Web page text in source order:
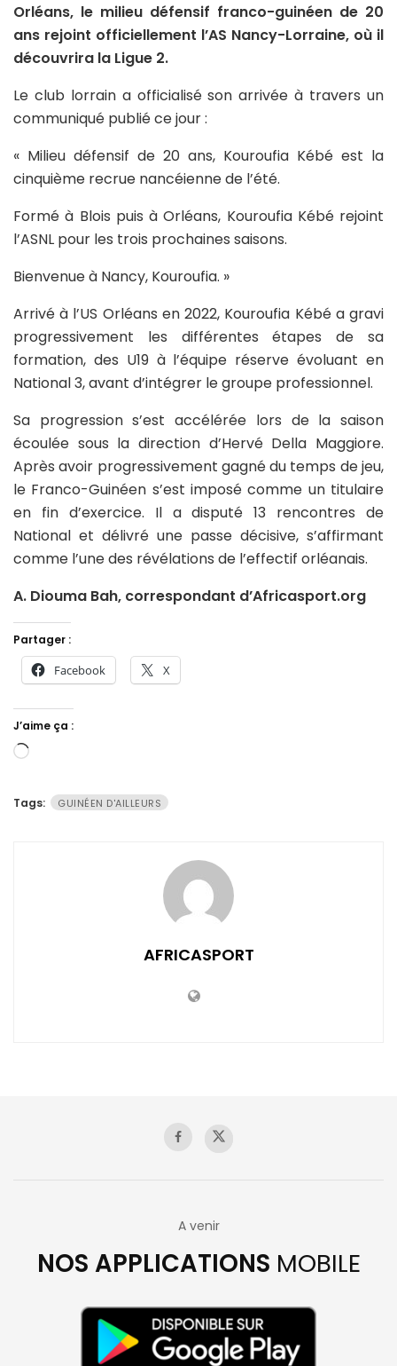
Orléans, le milieu défensif franco-guinéen de 20
ans rejoint officiellement l’AS Nancy-Lorraine, où il
découvrira la Ligue 2.
Le club lorrain a officialisé son arrivée à travers un
communiqué publié ce jour :
« Milieu défensif de 20 ans, Kouroufia Kébé est la
cinquième recrue nancéienne de l’été.
Formé à Blois puis à Orléans, Kouroufia Kébé rejoint
l’ASNL pour les trois prochaines saisons.
Bienvenue à Nancy, Kouroufia. »
Arrivé à l’US Orléans en 2022, Kouroufia Kébé a gravi
progressivement les différentes étapes de sa
formation, des U19 à l’équipe réserve évoluant en
National 3, avant d’intégrer le groupe professionnel.
Sa progression s’est accélérée lors de la saison
écoulée sous la direction d’Hervé Della Maggiore.
Après avoir progressivement gagné du temps de jeu,
le Franco-Guinéen s’est imposé comme un titulaire
en fin d’exercice. Il a disputé 13 rencontres de
National et délivré une passe décisive, s’affirmant
comme l’une des révélations de l’effectif orléanais.
A. Diouma Bah, correspondant d’Africasport.org
Partager :
Facebook X
J’aime ça :
Chargement…
Tags: GUINÉEN D'AILLEURS
AFRICASPORT
A venir
NOS APPLICATIONS MOBILE